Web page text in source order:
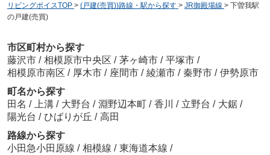
リビングボイスTOP > (戸建(売買))路線・駅から探す > JR御殿場線 > 下曽我駅
の戸建(売買)
市区町村から探す
藤沢市 / 相模原市中央区 / 茅ヶ崎市 / 平塚市 /
相模原市南区 / 厚木市 / 座間市 / 綾瀬市 / 秦野市 / 伊勢原市
町名から探す
田名 / 上溝 / 大野台 / 淵野辺本町 / 香川 / 立野台 / 大鋸 /
陽光台 / ひばりが丘 / 高田
路線から探す
小田急小田原線 / 相模線 / 東海道本線 /